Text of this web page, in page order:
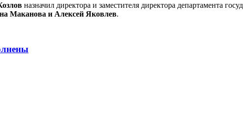
назначил директора и заместителя директора департамента
Маканова и Алексей Яковлев.